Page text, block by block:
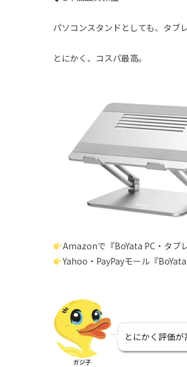
パソコンスタンドとしても、タブ
とにかく、コスパ最高。
Amazonで『BoYata PC・タブ
Yahoo・PayPayモール『
ガジ子
とにかく評価が